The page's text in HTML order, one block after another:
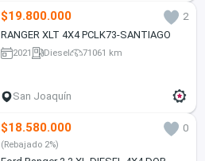
$19.800.000
2
RANGER XLT 4X4 PCLK73-SANTIAGO
2021 Diesel 71061 km
San Joaquín
$18.580.000 0
(Rebajado 2%)